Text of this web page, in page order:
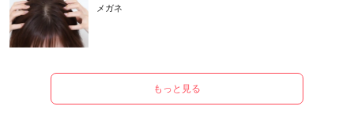
メガネ
もっと見る